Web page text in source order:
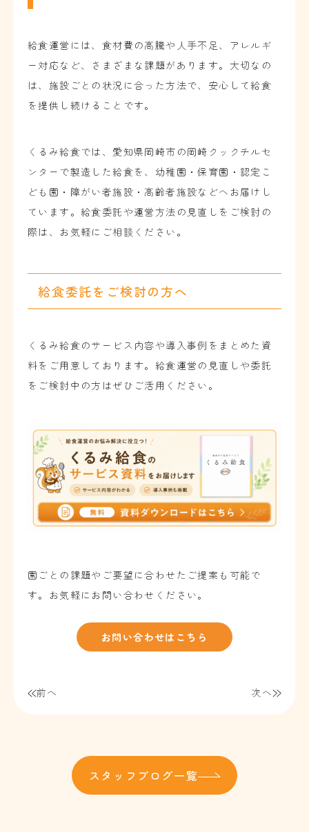
給食運営には、食材費の高騰や人手不足、アレルギ
ー対応など、さまざまな課題があります。大切なの
は、施設ごとの状況に合った方法で、安心して給食
を提供し続けることです。
くるみ給食では、愛知県岡崎市の岡崎クックチルセ
ンターで製造した給食を、幼稚園・保育園・認定こ
ども園・障がい者施設・高齢者施設などへお届けし
ています。給食委託や運営方法の見直しをご検討の
際は、お気軽にご相談ください。
給食委託をご検討の方へ
くるみ給食のサービス内容や導入事例をまとめた資
料をご用意しております。給食運営の見直しや委託
をご検討中の方はぜひご活用ください。
園ごとの課題やご要望に合わせたご提案も可能で
す。お気軽にお問い合わせください。
お問い合わせはこちら
前へ 次へ
スタッフブログ一覧